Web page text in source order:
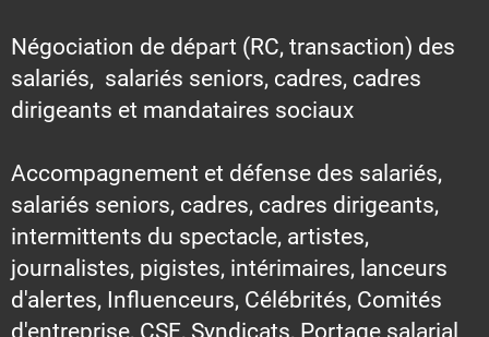
Négociation de départ (RC, transaction) des
salariés, salariés seniors, cadres, cadres
dirigeants et mandataires sociaux
Accompagnement et défense des salariés,
salariés seniors, cadres, cadres dirigeants,
intermittents du spectacle, artistes,
journalistes, pigistes, intérimaires, lanceurs
d'alertes, Influenceurs, Célébrités, Comités
d'entreprise, CSE, Syndicats, Portage salarial